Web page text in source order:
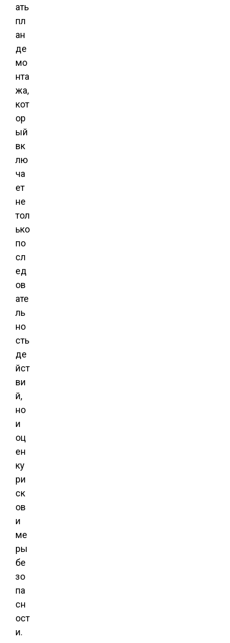
ать
пл
ан
де
мо
нта
жа,
кот
ор
ый
вк
лю
ча
ет
не
тол
ько
по
сл
ед
ов
ате
ль
но
сть
де
йст
ви
й,
но
и
оц
ен
ку
ри
ск
ов
и
ме
ры
бе
зо
па
сн
ост
и.